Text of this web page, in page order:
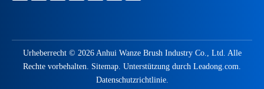
Urheberrecht © 2026Anhui Wanze Brush Industry Co., Ltd. Alle
Rechte vorbehalten. Sitemap. Unterstützung durch Leadong.com.
Datenschutzrichtlinie.